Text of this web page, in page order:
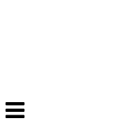
Veksle
navigasjon